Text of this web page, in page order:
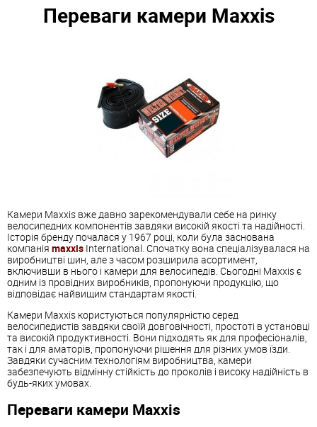
Переваги камери Maxxis
Камери Maxxis вже давно зарекомендували себе на ринку
велосипедних компонентів завдяки високій якості та надійності.
Історія бренду почалася у 1967 році, коли була заснована
компанія maxxis International. Спочатку вона спеціалізувалася на
виробництві шин, але з часом розширила асортимент,
включивши в нього і камери для велосипедів. Сьогодні Maxxis є
одним із провідних виробників, пропонуючи продукцію, що
відповідає найвищим стандартам якості.
Камери Maxxis користуються популярністю серед
велосипедистів завдяки своїй довговічності, простоті в установці
та високій продуктивності. Вони підходять як для професіоналів,
так і для аматорів, пропонуючи рішення для різних умов їзди.
Завдяки сучасним технологіям виробництва, камери
забезпечують відмінну стійкість до проколів і високу надійність в
будь-яких умовах.
Переваги камери Maxxis